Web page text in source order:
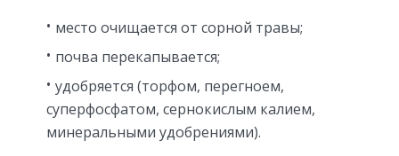
место очищается от сорной травы;
почва перекапывается;
удобряется (торфом, перегноем,
суперфосфатом, сернокислым калием,
минеральными удобрениями).